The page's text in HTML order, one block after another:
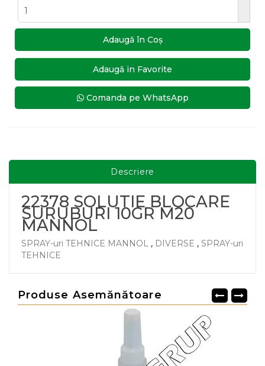
Adaugă în Coş
Adaugă in Favorite
Comanda pe WhatsApp
Descriere
22378 SOLUTIE BLOCARE
SURUBURI 10GR M20
MANNOL
SPRAY-uri TEHNICE MANNOL , DIVERSE , SPRAY-uri
TEHNICE
Produse Asemănătoare